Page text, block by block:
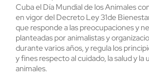
Cuba el Día Mundial de los Animales
en vigor del Decreto Ley 31de
que responde a las preocupaciones y
planteadas por animalistas y
durante varios años, y regula los
y fines respecto al cuidado, la salud y la
animales.